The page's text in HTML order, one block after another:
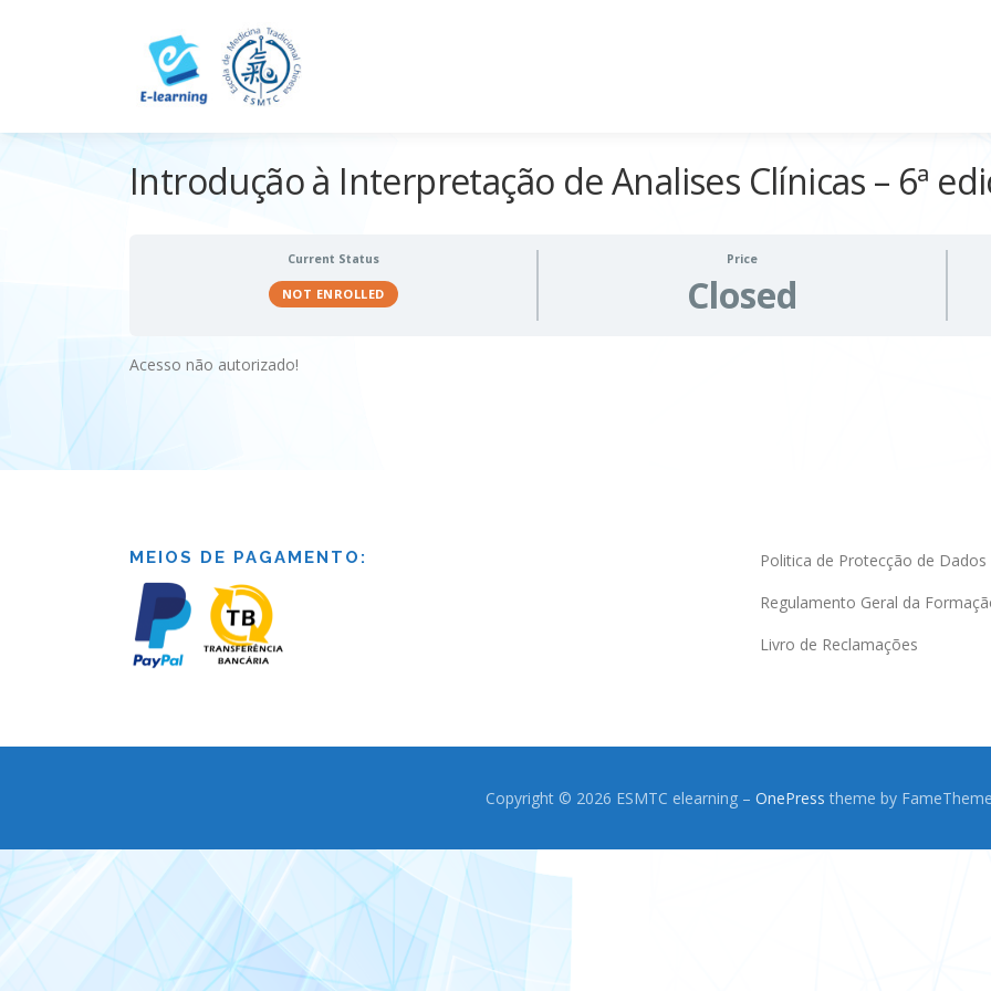
Introdução à Interpretação de Analises Clínicas – 6ª
Current Status
NOT ENROLLED
Price
Closed
Acesso não autorizado!
MEIOS DE PAGAMENTO:
Politica de Protecção de Dados
Regulamento Geral da
Livro de Reclamações
Copyright © 2026 ESMTC elearning – OnePress theme by